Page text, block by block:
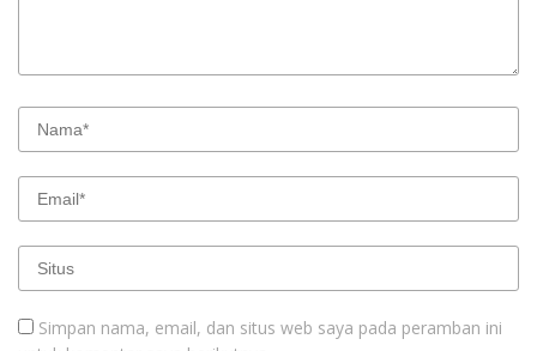
Simpan nama, email, dan situs web saya pada peramban ini